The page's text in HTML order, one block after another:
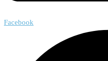
Facebook